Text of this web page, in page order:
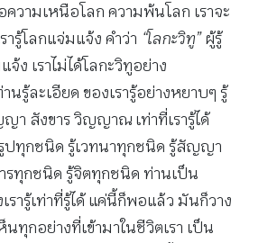
ความเหนือโลก ความพ้นโลก เราจะ
ารู้โลกแจ่มแจ้ง คำว่า “โลกะวิทู”ผู้รู้
ง เราไม่ได้โลกะวิทูอย่าง
นรู้ละเอียด ของเรารู้อย่างหยาบๆ รู้
า สังขาร วิญญาณ เท่าที่เรารู้ได้
ปทุกชนิด รู้เวทนาทุกชนิด รู้สัญญา
รทุกชนิด รู้จิตทุกชนิด ท่านเป็น
ารู้เท่าที่รู้ได้ แค่นี้ก็พอแล้ว มันก็วาง
นทุกอย่างที่เข้ามาในชีวิตเรา เป็น